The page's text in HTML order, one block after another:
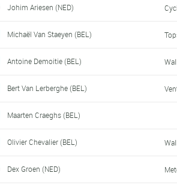
Johim Ariesen (NED)
Michaël Van Staeyen (BEL)
Antoine Demoitie (BEL)
Bert Van Lerberghe (BEL)
Maarten Craeghs (BEL)
Olivier Chevalier (BEL)
Dex Groen (NED)